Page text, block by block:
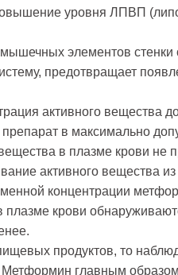
уровня ЛПВП
элементов стенки
предотвращает
активного вещества
в максимально
в плазме крови не
активного вещества
концентрации
плазме крови
продуктов, то
главным образом